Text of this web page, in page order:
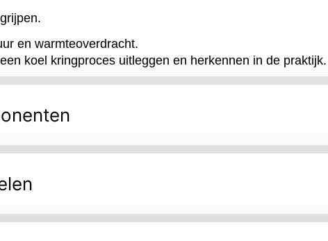
en warmteoverdracht.
koel kringproces uitleggen en herkennen in de praktijk.